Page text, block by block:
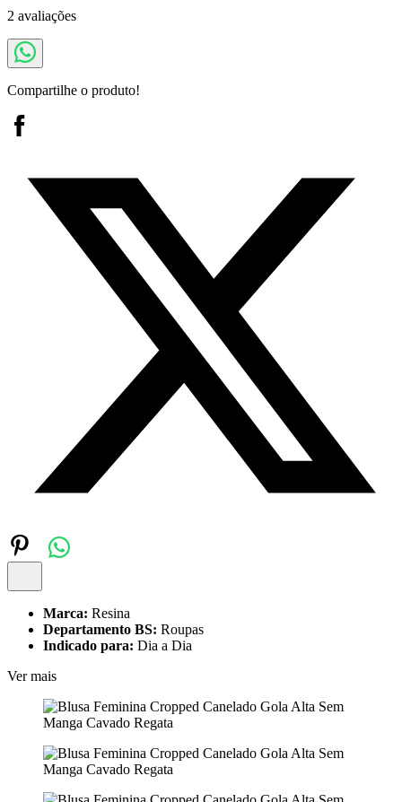
2 avaliações
Compartilhe o produto!
Marca: Resina
Departamento BS: Roupas
Indicado para: Dia a Dia
Ver mais